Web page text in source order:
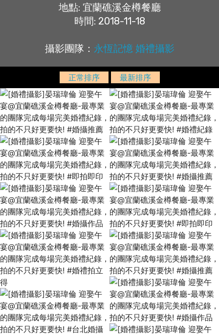
地點: 宜蘭礁溪金樽餐廳
時間: 2018-11-18
攝影團隊： 永恆記憶 婚禮攝影
正常排序 最新排序